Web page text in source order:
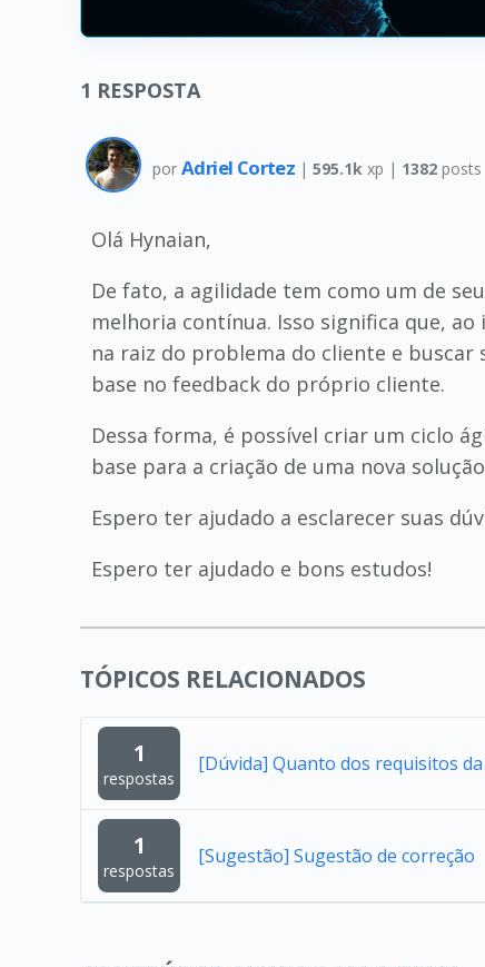
1 RESPOSTA
por Adriel Cortez | 595.1k xp | 1382posts
Olá Hynaian,
De fato, a agilidade tem como um de
melhoria contínua. Isso significa que,
na raiz do problema do cliente e
base no feedback do próprio cliente.
Dessa forma, é possível criar um ciclo
base para a criação de uma nova
Espero ter ajudado a esclarecer suas
Espero ter ajudado e bons estudos!
TÓPICOS RELACIONADOS
1
respostas
[Dúvida] Quanto dos requisitos
1
respostas
[Sugestão] Sugestão de correção